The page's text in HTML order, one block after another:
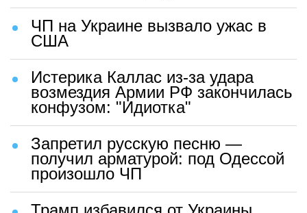
ЧП на Украине вызвало ужас в
США
Истерика Каллас из-за удара
возмездия Армии РФ закончилась
конфузом: "Идиотка"
Запретил русскую песню —
получил арматурой: под Одессой
произошло ЧП